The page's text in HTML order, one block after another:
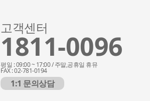
고객센터
1811-0096
평일 : 09:00 ~ 17:00 / 주말,공휴일 휴뮤
FAX : 02-781-0194
1:1 문의상담